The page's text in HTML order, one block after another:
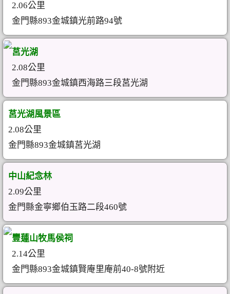
2.06公里
金門縣893金城鎮光前路94號
莒光湖
2.08公里
金門縣893金城鎮西海路三段莒光湖
莒光湖風景區
2.08公里
金門縣893金城鎮莒光湖
中山紀念林
2.09公里
金門縣金寧鄉伯玉路二段460號
豐蓮山牧馬侯祠
2.14公里
金門縣893金城鎮賢庵里庵前40-8號附近